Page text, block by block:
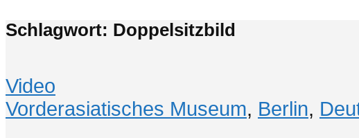
Schlagwort: Doppelsitzbild
Video
Vorderasiatisches Museum, Berlin,